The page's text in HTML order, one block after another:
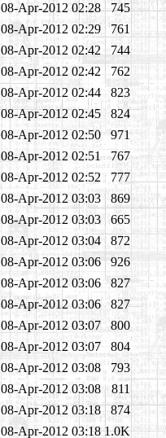
08-Apr-2012 02:28
745
08-Apr-2012 02:29
761
08-Apr-2012 02:42
744
08-Apr-2012 02:42
762
08-Apr-2012 02:44
823
08-Apr-2012 02:45
824
08-Apr-2012 02:50
971
08-Apr-2012 02:51
767
08-Apr-2012 02:52
777
08-Apr-2012 03:03
869
08-Apr-2012 03:03
665
08-Apr-2012 03:04
872
08-Apr-2012 03:06
926
08-Apr-2012 03:06
827
08-Apr-2012 03:06
827
08-Apr-2012 03:07
800
08-Apr-2012 03:07
804
08-Apr-2012 03:08
793
08-Apr-2012 03:08
811
08-Apr-2012 03:18
874
08-Apr-2012 03:18 1.0K